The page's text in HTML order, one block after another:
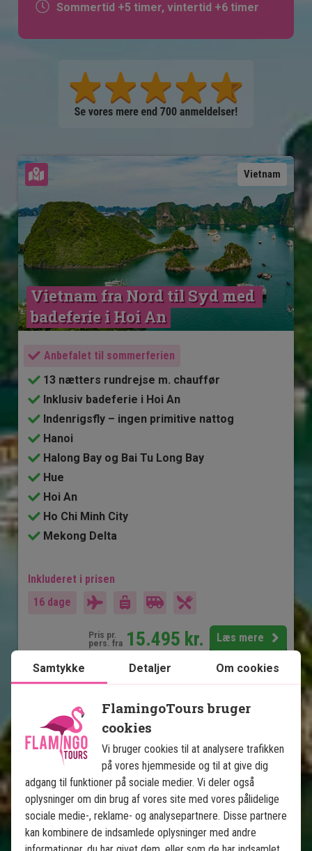
Sommertid +5 timer, vintertid +6 timer
Vietnam
Vietnam fra Nord til Syd med
badeferie i Hoi An
Anbefalet til sommerferien
13 nætters rundrejse m. chauffør
Inklusiv badeferie i Hoi An
Indenrigsfly – ingen primitive nattog
Hanoi
Halong Bay og Bai Tu Long Bay
Hue
Hoi An
Ho Chi Minh City
Mekong Delta
Inkluderet i prisen
16 dage
Pris pr.
pers. fra 15.495 kr. Læs mere
Vietnam fra Nord til Syd med
badeferie på Phu Quoc
Samtykke Detaljer Om cookies
FlamingoTours bruger
cookies
Vi bruger cookies til at analysere trafikken
på vores hjemmeside og til at give dig
adgang til funktioner på sociale medier. Vi deler også
oplysninger om din brug af vores site med vores pålidelige
sociale medie-, reklame- og analysepartnere. Disse partnere
kan kombinere de indsamlede oplysninger med andre